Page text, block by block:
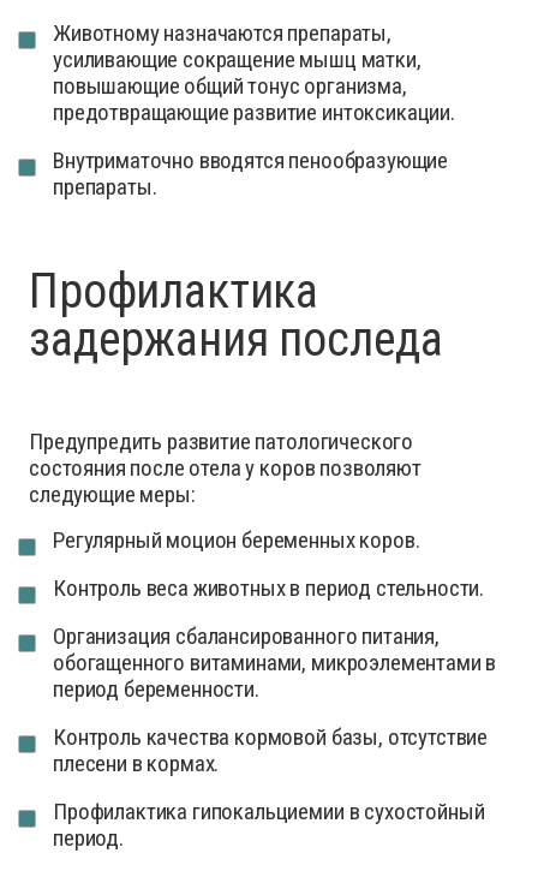
Животному назначаются препараты,
усиливающие сокращение мышц матки,
повышающие общий тонус организма,
предотвращающие развитие интоксикации.
Внутриматочно вводятся пенообразующие
препараты.
Профилактика
задержания последа
Предупредить развитие патологического
состояния после отела у коров позволяют
следующие меры:
Регулярный моцион беременных коров.
Контроль веса животных в период стельности.
Организация сбалансированного питания,
обогащенного витаминами, микроэлементами в
период беременности.
Контроль качества кормовой базы, отсутствие
плесени в кормах.
Профилактика гипокальциемии в сухостойный
период.